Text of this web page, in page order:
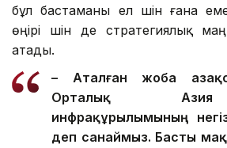
бұл бастаманы ел үшін ғана
өңірі үшін де стратегиялық
атады.
– Аталған жоба
Орталық
инфрақұрылымының
деп санаймыз. Басты